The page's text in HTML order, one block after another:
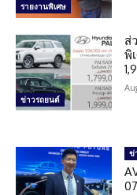
รายงานพิเศษ
ข่าวรถยนต์
ส่
พิ
ข่